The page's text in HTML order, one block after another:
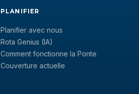
PLANIFIER
Planifier avec nous
Rota Genius (IA)
Comment fonctionne la Ponte
Couverture actuelle